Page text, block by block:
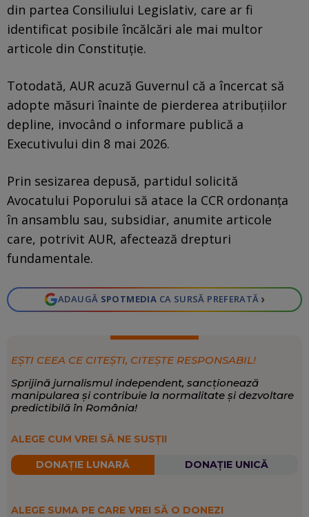
din partea Consiliului Legislativ, care ar fi
identificat posibile încălcări ale mai multor
articole din Constituție.
Totodată, AUR acuză Guvernul că a încercat să
adopte măsuri înainte de pierderea atribuțiilor
depline, invocând o informare publică a
Executivului din 8 mai 2026.
Prin sesizarea depusă, partidul solicită
Avocatului Poporului să atace la CCR ordonanța
în ansamblu sau, subsidiar, anumite articole
care, potrivit AUR, afectează drepturi
fundamentale.
ADAUGĂ SPOTMEDIA CA SURSĂ PREFERATĂ ›
EȘTI CEEA CE CITEȘTI, CITEȘTE RESPONSABIL!
Sprijină jurnalismul independent, sancționează
manipularea și contribuie la normalitate și dezvoltare
predictibilă în România!
ALEGE CUM VREI SĂ NE SUSȚII
DONAȚIE LUNARĂ DONAȚIE UNICĂ
ALEGE SUMA PE CARE VREI SĂ O DONEZI